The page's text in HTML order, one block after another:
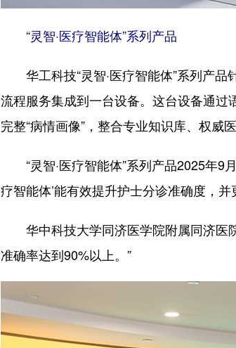
“灵智·医疗智能体”系列产品
华工科技“灵智·医疗智能体”系列产品
流程服务集成到一台设备。这台设备通
完整“病情画像”，整合专业知识库、权威
“灵智·医疗智能体”系列产品2025年9
疗智能体’能有效提升护士分诊准确度，
华中科技大学同济医学院附属同济医院
准确率达到90%以上。”